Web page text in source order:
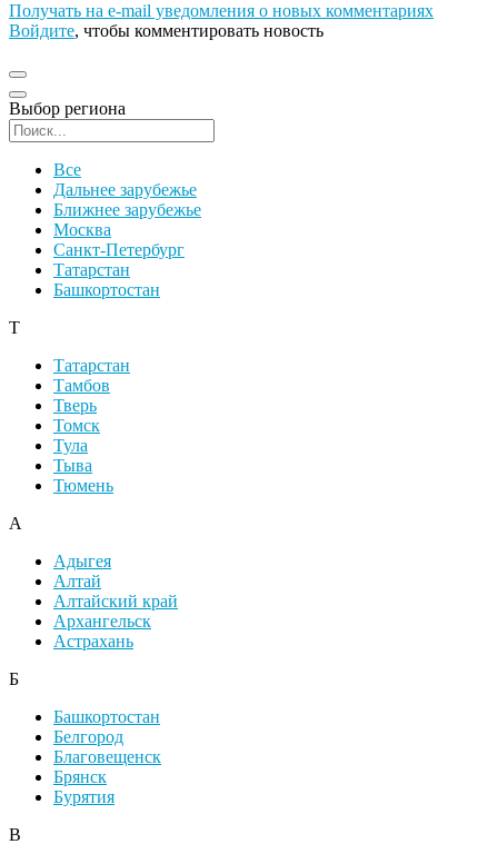
Получать на e‑mail уведомления о новых комментариях
Войдите, чтобы комментировать новость
Выбор региона
Все
Дальнее зарубежье
Ближнее зарубежье
Москва
Санкт-Петербург
Татарстан
Башкортостан
Т
Татарстан
Тамбов
Тверь
Томск
Тула
Тыва
Тюмень
А
Адыгея
Алтай
Алтайский край
Архангельск
Астрахань
Б
Башкортостан
Белгород
Благовещенск
Брянск
Бурятия
В